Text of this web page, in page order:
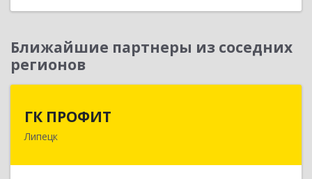
Ближайшие партнеры из соседних
регионов
ГК ПРОФИТ
Липецк
398001, Липецкая обл, Липецк г, Советская ул,